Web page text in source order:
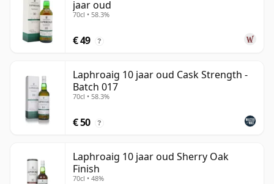
jaar oud
70cl • 58.3%
€ 49 ?
Laphroaig 10 jaar oud Cask Strength -
Batch 017
70cl • 58.3%
€ 50 ?
Laphroaig 10 jaar oud Sherry Oak
Finish
70cl • 48%